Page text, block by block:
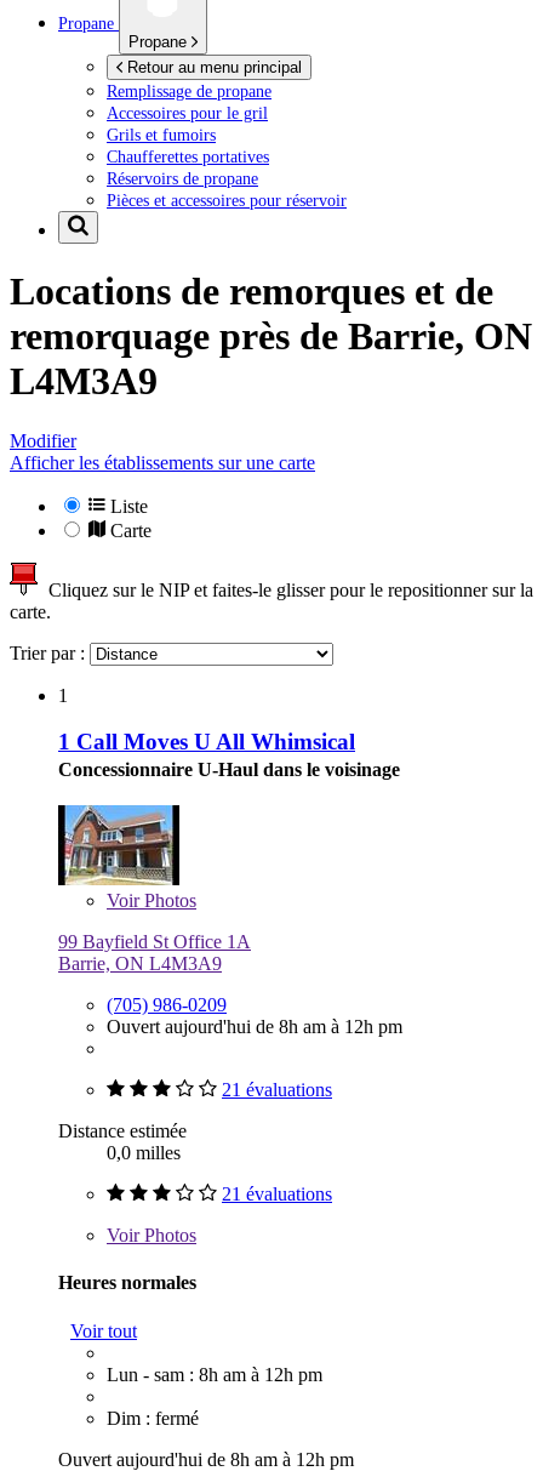
Propane
Propane
Retour au menu principal
Remplissage de propane
Accessoires pour le gril
Grils et fumoirs
Chaufferettes portatives
Réservoirs de propane
Pièces et accessoires pour réservoir
Locations de remorques et de
remorquage près de Barrie, ON
L4M3A9
Modifier
Afficher les établissements sur une carte
Liste
Carte
Cliquez sur le NIP et faites-le glisser pour le repositionner sur la
carte.
Trier par :
1
1 Call Moves U All Whimsical
Concessionnaire U-Haul dans le voisinage
VoirPhotos
99 Bayfield St Office 1A
Barrie, ON L4M3A9
(705) 986-0209
Ouvert aujourd'hui de 8h am à 12h pm
21 évaluations
Distance estimée
0,0 milles
21 évaluations
VoirPhotos
Heures normales
Voir tout
Lun - sam : 8h am à 12h pm
Dim : fermé
Ouvert aujourd'hui de 8h am à 12h pm